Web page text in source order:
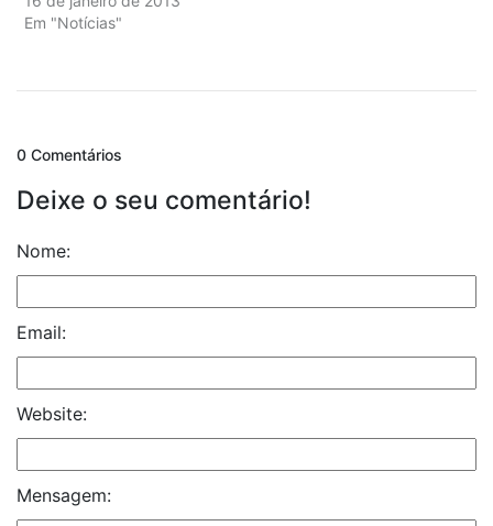
Em "Notícias"
0 Comentários
Deixe o seu comentário!
Nome:
Email:
Website:
Mensagem: